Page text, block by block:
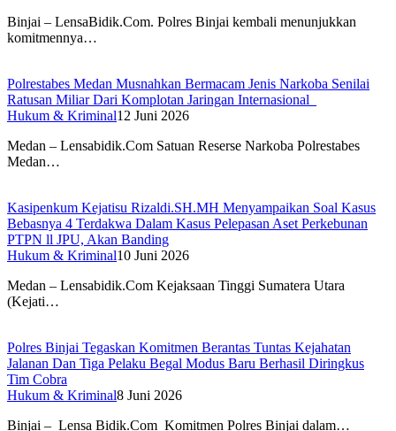
Binjai – LensaBidik.Com. Polres Binjai kembali menunjukkan
komitmennya…
Polrestabes Medan Musnahkan Bermacam Jenis Narkoba Senilai
Ratusan Miliar Dari Komplotan Jaringan Internasional
Hukum & Kriminal12 Juni 2026
Medan – Lensabidik.Com Satuan Reserse Narkoba Polrestabes
Medan…
Kasipenkum Kejatisu Rizaldi.SH.MH Menyampaikan Soal Kasus
Bebasnya 4 Terdakwa Dalam Kasus Pelepasan Aset Perkebunan
PTPN ll JPU, Akan Banding
Hukum & Kriminal10 Juni 2026
Medan – Lensabidik.Com Kejaksaan Tinggi Sumatera Utara
(Kejati…
Polres Binjai Tegaskan Komitmen Berantas Tuntas Kejahatan
Jalanan Dan Tiga Pelaku Begal Modus Baru Berhasil Diringkus
Tim Cobra
Hukum & Kriminal8 Juni 2026
Binjai – Lensa Bidik.Com Komitmen Polres Binjai dalam…